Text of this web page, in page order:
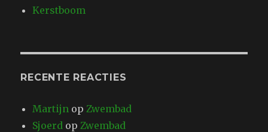
Kerstboom
RECENTE REACTIES
Martijn op Zwembad
Sjoerd op Zwembad